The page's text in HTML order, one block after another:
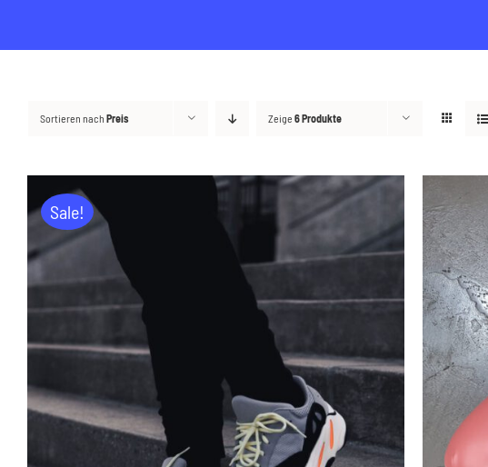
Sortieren nach Preis Zeige 6 Produkte
Sale!
ADD TO CART / DETAILS